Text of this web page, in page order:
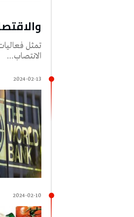
تمثل
الانتصاب…
2024-02-13
2024-02-10